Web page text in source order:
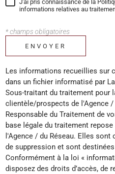
J'ai pris connaissance de la
informations relatives au
* champs obligatoires
ENVOYER
Les informations recueillies sur
dans un fichier informatisé par
Sous-traitant du traitement pour
clientèle/prospects de l'Agence /
Responsable du Traitement de
base légale du traitement
l'Agence / du Réseau. Elles
de suppression et sont
Conformément à la loi «
disposez des droits d’accès, de